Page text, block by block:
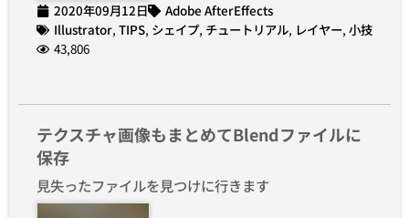
2020年09月12日
Adobe AfterEffects
Illustrator, TIPS, シェイプ, チュートリアル, レイヤー, 小技
43,806
テクスチャ画像もまとめてBlendファイルに
保存
見失ったファイルを見つけに行きます